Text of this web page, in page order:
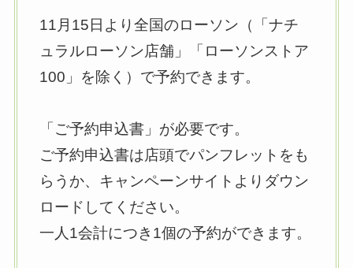
11月15日より全国のローソン（「ナチ
ュラルローソン店舗」「ローソンストア
100」を除く）で予約できます。
「ご予約申込書」が必要です。
ご予約申込書は店頭でパンフレットをも
らうか、キャンペーンサイトよりダウン
ロードしてください。
一人1会計につき1個の予約ができます。